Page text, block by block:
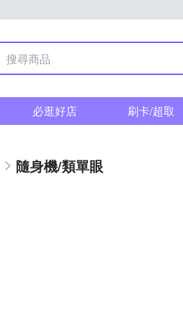
必逛好店 刷卡/超取
隨身機/類單眼